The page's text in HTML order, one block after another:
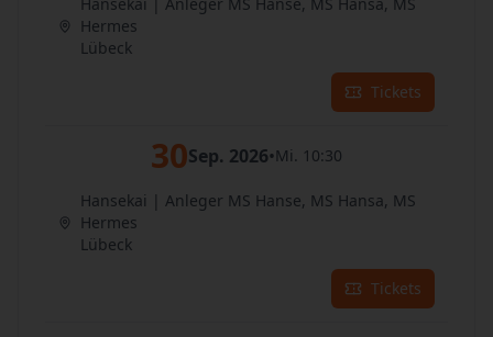
Hermes
Lübeck
Tickets
30Sep. 2026•Mi. 10:30
Hansekai | Anleger MS Hanse, MS Hansa, MS
Hermes
Lübeck
Tickets